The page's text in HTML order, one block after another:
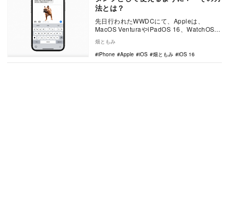
法とは？
先日行われたWWDCにて、Appleは、
MacOS VenturaやiPadOS 16、WatchOS
畑ともみ
iPhone
Apple iOS 畑ともみ iOS 16